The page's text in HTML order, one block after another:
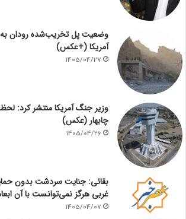
وضعیت پل تخریب‌شده رودان
آمریکا (+عکس)
1405/04/27
وزیر جنگ آمریکا منتشر کرد:
چابهار (عکس)
1405/04/26
بقائی: جنایت سردشت بدون
غربی هرگز نمی‌توانست با آن
1405/04/07